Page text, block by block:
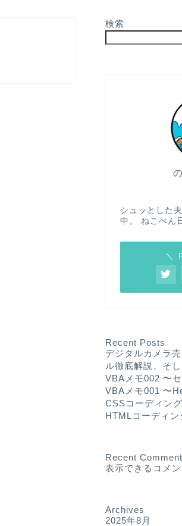
検索
シュッとした
中。 ねこぺん
＼
Recent Posts
デジタルカメラ
ル徹底解説、そ
VBAメモ002 〜
VBAメモ001 〜
CSSコーディン
HTMLコーディン
Recent
表示できるコメ
Archives
2025年8月